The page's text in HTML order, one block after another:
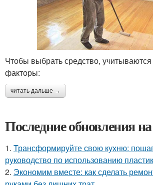
Чтобы выбрать средство,
факторы:
читать дальше →
Последние обновления
1. Трансформируйте свою кухню:
руководство по использованию
2. Экономим вместе: как сделать